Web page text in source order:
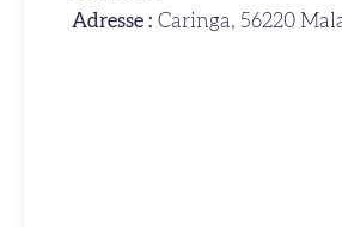
Adresse : Caringa, 56220